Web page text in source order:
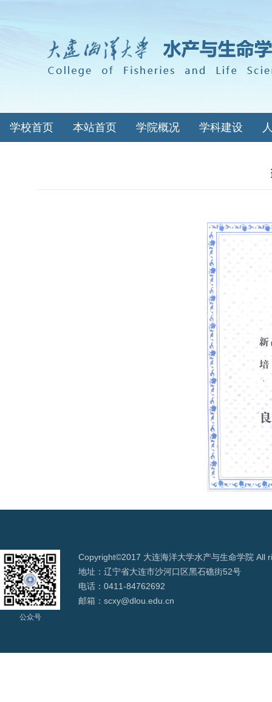
学校首页 本站首页 学院概况 学科建设
公众号
Copyright©2017 大连海洋大学水产与生命学院 All
地址：辽宁省大连市沙河口区黑石礁街52号
电话：0411-84762692
邮箱：scxy@dlou.edu.cn